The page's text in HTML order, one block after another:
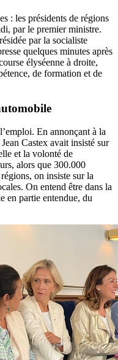
: les présidents de régions
par le premier ministre.
par la socialiste
quelques minutes après
élyséenne à droite,
de formation et de
En annonçant à la
Castex avait insisté sur
et la volonté de
alors que 300.000
on insiste sur la
On entend être dans la
en partie entendue, du